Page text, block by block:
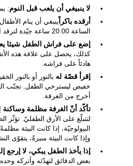
لا ينبيغي أن يلعب قبل النوم:
أرقده باكراً
الساعة 20.00 ساعة جيّدة لترقد الطفل.
إضع على فراش الطفل شيئا
كذلك، يحصل على علاقة هذه
هادئاً على فراشه.
إقرأ قصّة له بالنور أو بالنور
خفيض ليسترخي الطفل. تجنّب
أخرج من الغرفة.
تأكّد أنّ الغرفة مظلمة وساكنة
لتتبلّغ على الأرق الطفليّ. تؤثّر
البيولوجيّة، إذا كانت البيئة
وإذا كانت البيئة منيرةً، يتقوّى
إذا يأخذ الطفل يبكي، لا إرجع
بعض الدقائق لتهدّئه وأتركه